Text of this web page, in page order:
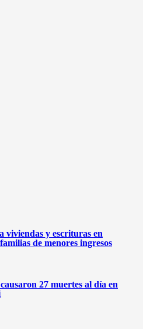
viviendas y escrituras en
de menores ingresos
27 muertes al día en